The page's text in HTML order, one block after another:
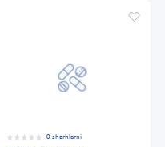
0 sharhlarni